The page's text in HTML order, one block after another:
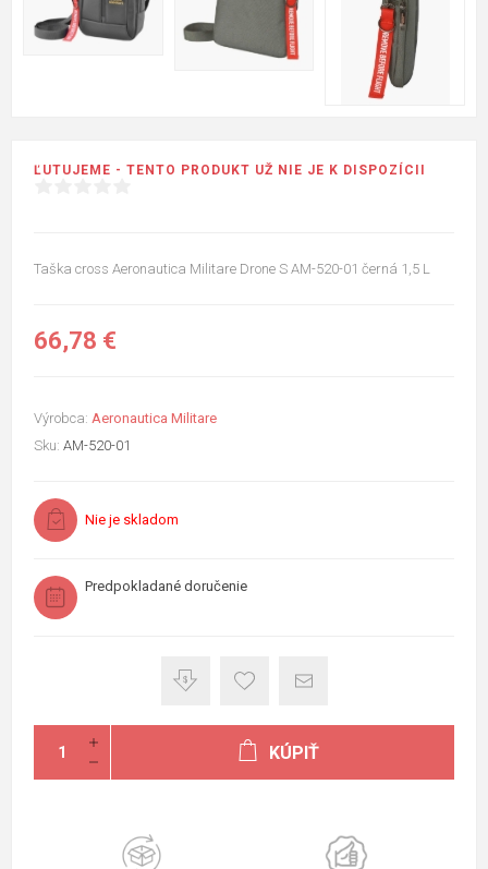
ĽUTUJEME - TENTO PRODUKT UŽ NIE JE K DISPOZÍCII
Taška cross Aeronautica Militare Drone S AM-520-01 černá 1,5 L
66,78 €
Výrobca: Aeronautica Militare
Sku: AM-520-01
Nie je skladom
Predpokladané doručenie
KÚPIŤ